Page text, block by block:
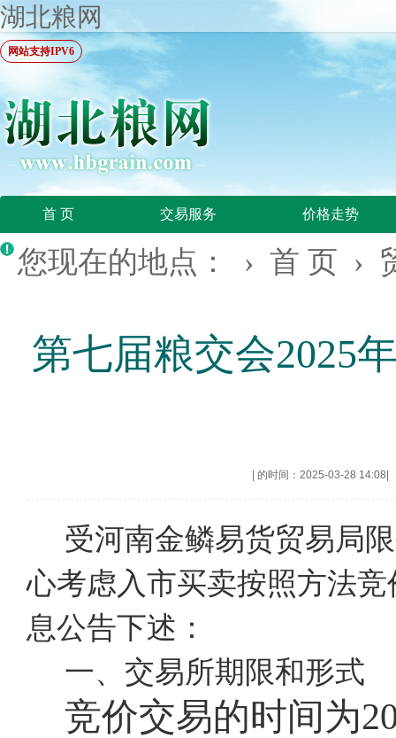
湖北粮网
网站支持IPV6
首 页 交易服务 价格走势
您现在的地点： › 首 页 ›
第七届粮交会2025
的时间：2025-03-28 14:08
受河南金鳞易货贸易局
心考虑入市买卖按照方法
息公告下述：
一、交易所期限和形式
竞价交易的时间为